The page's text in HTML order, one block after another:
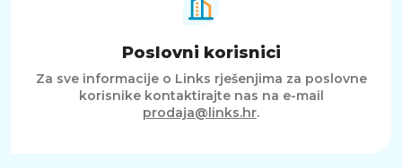
Poslovni korisnici
Za sve informacije o Links rješenjima za poslovne
korisnike kontaktirajte nas na e-mail
prodaja@links.hr.